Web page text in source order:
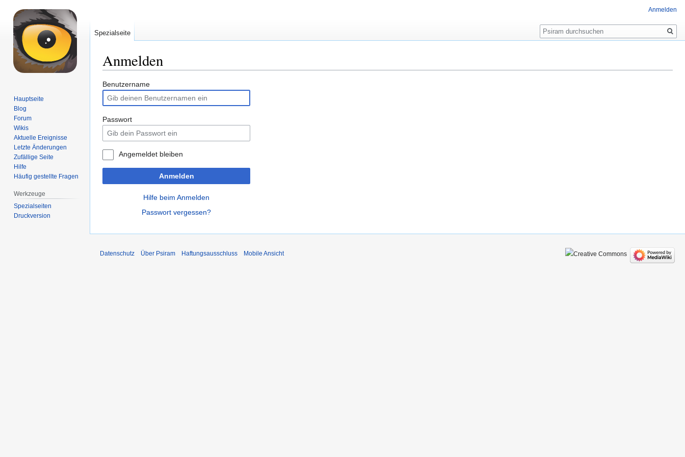
Anmelden
Zur
Navigation
springen
Zur
Suche
springen
Benutzername
Passwort
Angemeldet bleiben
Anmelden
Hilfe beim Anmelden
Passwort vergessen?
Anmelden
Spezialseite
Suche
Hauptseite
Blog
Forum
Wikis
Aktuelle Ereignisse
Letzte Änderungen
Zufällige Seite
Hilfe
Häufig gestellte Fragen
Werkzeuge
Spezialseiten
Druckversion
Datenschutz Über Psiram Haftungsausschluss Mobile Ansicht